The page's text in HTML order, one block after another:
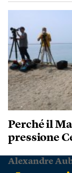
Perché il
pressione
Alexandre